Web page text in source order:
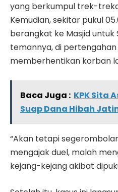
yang berkumpul trek-
Kemudian, sekitar pukul
berangkat ke Masjid untuk
temannya, di
memberhentikan korban
Baca Juga : KPK Sita
Suap Dana Hibah
“Akan tetapi
mengajak duel, malah
kejang-kejang akibat